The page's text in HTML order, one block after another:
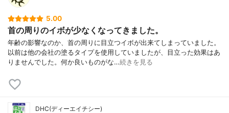
5.00
首の周りのイボが少なくなってきました。
年齢の影響なのか、首の周りに目立つイボが出来てしまっていました。
以前は他の会社の塗るタイプを使用していましたが、目立った効果はあ
りませんでした。何か良いものがな…続きを見る
DHC(ディーエイチシー)